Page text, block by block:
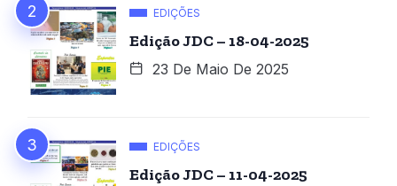
EDIÇÕES
Edição JDC – 18-04-2025
23 De Maio De 2025
EDIÇÕES
Edição JDC – 11-04-2025